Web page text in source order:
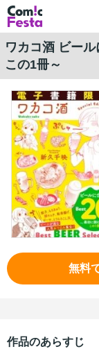
ワカコ酒 ビー
この1冊～
無料
作品のあらすじ